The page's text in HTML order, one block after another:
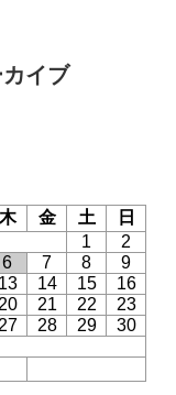
イブ
木 金 土 日
1
2
6 7 8
9
13 14 15
16
20 21 22
23
27 28 29
30